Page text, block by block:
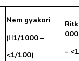
Nem gyakori
(1/1000 –
<1/100)
000
–